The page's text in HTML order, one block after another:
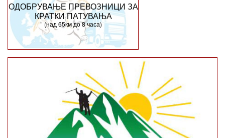
ОДОБРУВАЊЕ ПРЕВОЗНИЦИ ЗА
КРАТКИ ПАТУВАЊА
(над 65км до 8 часа)